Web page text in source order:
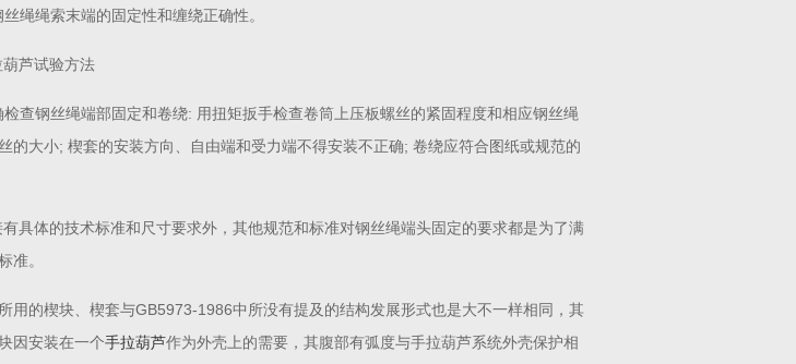
绳绳索末端的固定性和缠绕正确性。
葫芦试验方法
查钢丝绳端部固定和卷绕: 用扭矩扳手检查卷筒上压板螺丝的紧固程度和相应钢丝绳
的大小; 楔套的安装方向、自由端和受力端不得安装不正确; 卷绕应符合图纸或规范的
具体的技术标准和尺寸要求外，其他规范和标准对钢丝绳端头固定的要求都是为了满
准。
用的楔块、楔套与GB5973-1986中所没有提及的结构发展形式也是大不一样相同，其
因安装在一个手拉葫芦作为外壳上的需要，其腹部有弧度与手拉葫芦系统外壳保护相